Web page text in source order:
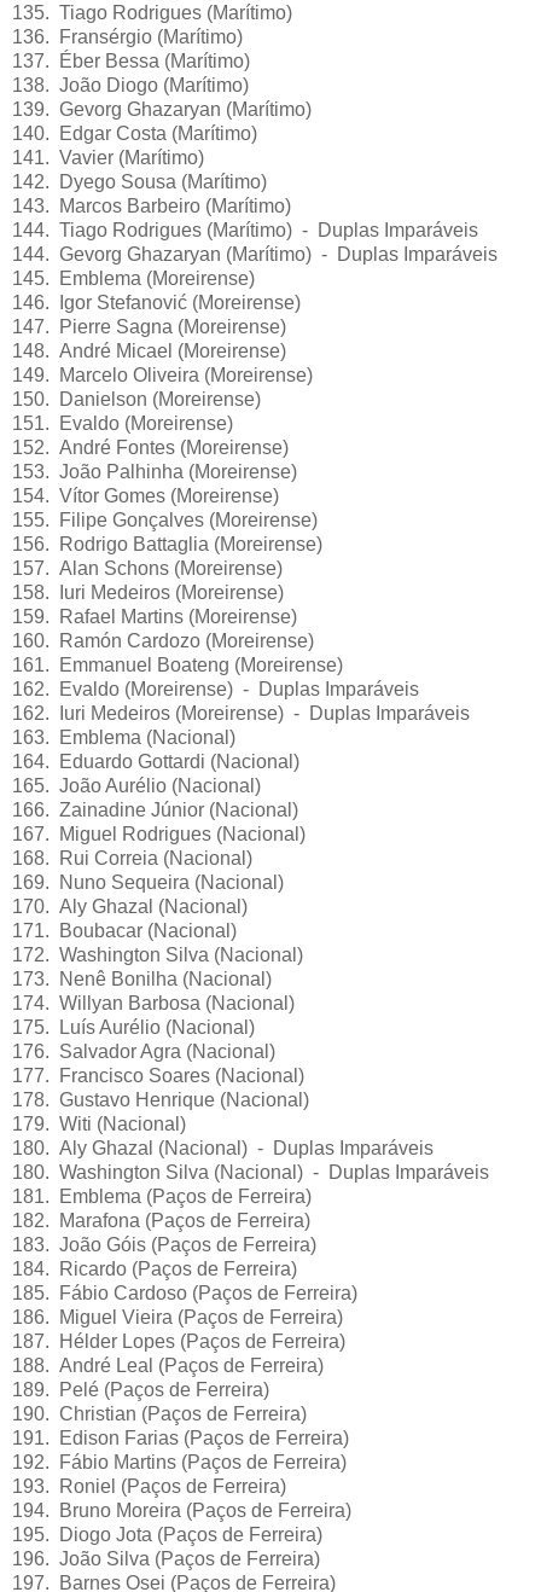
135. Tiago Rodrigues (Marítimo)
136. Fransérgio (Marítimo)
137. Éber Bessa (Marítimo)
138. João Diogo (Marítimo)
139. Gevorg Ghazaryan (Marítimo)
140. Edgar Costa (Marítimo)
141. Vavier (Marítimo)
142. Dyego Sousa (Marítimo)
143. Marcos Barbeiro (Marítimo)
144. Tiago Rodrigues (Marítimo) - Duplas Imparáveis
144. Gevorg Ghazaryan (Marítimo) - Duplas Imparáveis
145. Emblema (Moreirense)
146. Igor Stefanović (Moreirense)
147. Pierre Sagna (Moreirense)
148. André Micael (Moreirense)
149. Marcelo Oliveira (Moreirense)
150. Danielson (Moreirense)
151. Evaldo (Moreirense)
152. André Fontes (Moreirense)
153. João Palhinha (Moreirense)
154. Vítor Gomes (Moreirense)
155. Filipe Gonçalves (Moreirense)
156. Rodrigo Battaglia (Moreirense)
157. Alan Schons (Moreirense)
158. Iuri Medeiros (Moreirense)
159. Rafael Martins (Moreirense)
160. Ramón Cardozo (Moreirense)
161. Emmanuel Boateng (Moreirense)
162. Evaldo (Moreirense) - Duplas Imparáveis
162. Iuri Medeiros (Moreirense) - Duplas Imparáveis
163. Emblema (Nacional)
164. Eduardo Gottardi (Nacional)
165. João Aurélio (Nacional)
166. Zainadine Júnior (Nacional)
167. Miguel Rodrigues (Nacional)
168. Rui Correia (Nacional)
169. Nuno Sequeira (Nacional)
170. Aly Ghazal (Nacional)
171. Boubacar (Nacional)
172. Washington Silva (Nacional)
173. Nenê Bonilha (Nacional)
174. Willyan Barbosa (Nacional)
175. Luís Aurélio (Nacional)
176. Salvador Agra (Nacional)
177. Francisco Soares (Nacional)
178. Gustavo Henrique (Nacional)
179. Witi (Nacional)
180. Aly Ghazal (Nacional) - Duplas Imparáveis
180. Washington Silva (Nacional) - Duplas Imparáveis
181. Emblema (Paços de Ferreira)
182. Marafona (Paços de Ferreira)
183. João Góis (Paços de Ferreira)
184. Ricardo (Paços de Ferreira)
185. Fábio Cardoso (Paços de Ferreira)
186. Miguel Vieira (Paços de Ferreira)
187. Hélder Lopes (Paços de Ferreira)
188. André Leal (Paços de Ferreira)
189. Pelé (Paços de Ferreira)
190. Christian (Paços de Ferreira)
191. Edison Farias (Paços de Ferreira)
192. Fábio Martins (Paços de Ferreira)
193. Roniel (Paços de Ferreira)
194. Bruno Moreira (Paços de Ferreira)
195. Diogo Jota (Paços de Ferreira)
196. João Silva (Paços de Ferreira)
197. Barnes Osei (Paços de Ferreira)